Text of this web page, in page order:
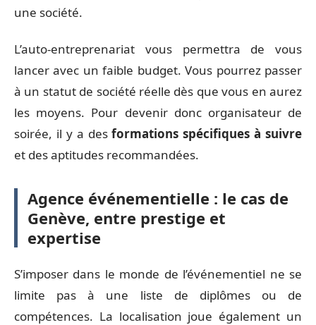
une société.
L’auto-entreprenariat vous permettra de vous
lancer avec un faible budget. Vous pourrez passer
à un statut de société réelle dès que vous en aurez
les moyens. Pour devenir donc organisateur de
soirée, il y a desformations spécifiques à suivre
et des aptitudes recommandées.
Agence événementielle : le cas de
Genève, entre prestige et
expertise
S’imposer dans le monde de l’événementiel ne se
limite pas à une liste de diplômes ou de
compétences. La localisation joue également un